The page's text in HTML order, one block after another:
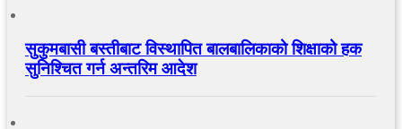
सुकुमबासी बस्तीबाट विस्थापित बालबालिकाको शिक्षाको हक
सुनिश्चित गर्न अन्तरिम आदेश